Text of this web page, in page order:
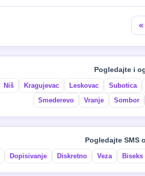
«
Pogledajte i
Niš Kragujevac Leskovac Subotica
Smederevo
Vranje Sombor
Pogledajte SMS
Dopisivanje Diskretno Veza Biseks